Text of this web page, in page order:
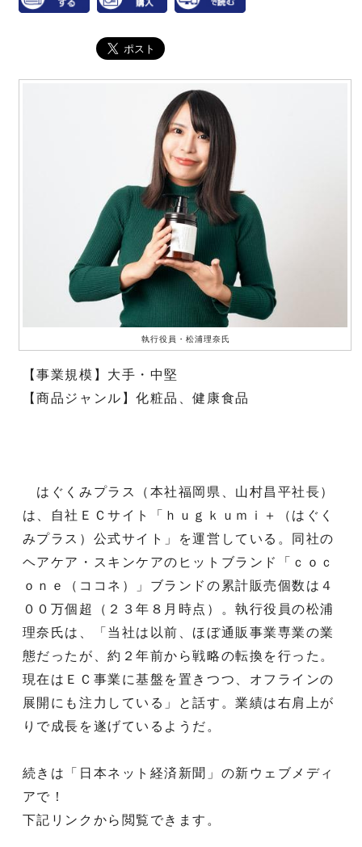
執行役員・松浦理奈氏
【事業規模】大手・中堅
【商品ジャンル】化粧品、健康食品
はぐくみプラス（本社福岡県、山村昌平社長）
は、自社ＥＣサイト「ｈｕｇｋｕｍｉ＋（はぐく
みプラス）公式サイト」を運営している。同社の
ヘアケア・スキンケアのヒットブランド「ｃｏｃ
ｏｎｅ（ココネ）」ブランドの累計販売個数は４
００万個超（２３年８月時点）。執行役員の松浦
理奈氏は、「当社は以前、ほぼ通販事業専業の業
態だったが、約２年前から戦略の転換を行った。
現在はＥＣ事業に基盤を置きつつ、オフラインの
展開にも注力している」と話す。業績は右肩上が
りで成長を遂げているようだ。
続きは「日本ネット経済新聞」の新ウェブメディ
アで！
下記リンクから閲覧できます。